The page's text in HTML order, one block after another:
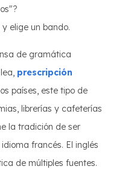
y elige un bando.
de gramática
prescripción
países, este tipo de
librerías y cafeterías
la tradición de ser
francés. El inglés
de múltiples fuentes.